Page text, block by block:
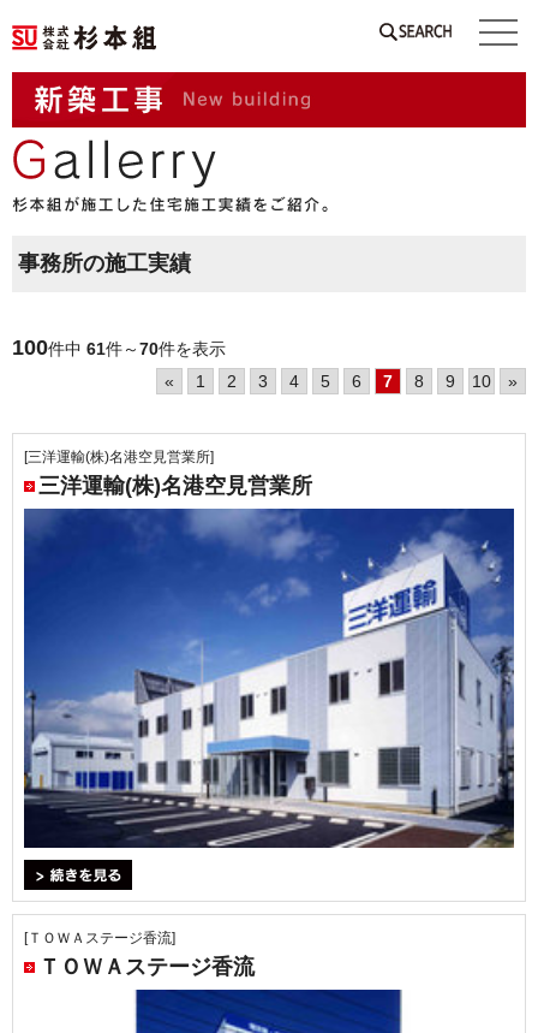
SEARCH
事務所の施工実績
100件中 61件～70件を表示
«
1 2 3 4 5 6 7 8 9 10 »
[三洋運輸(株)名港空見営業所]
三洋運輸(株)名港空見営業所
[ＴＯＷＡステージ香流]
ＴＯＷＡステージ香流